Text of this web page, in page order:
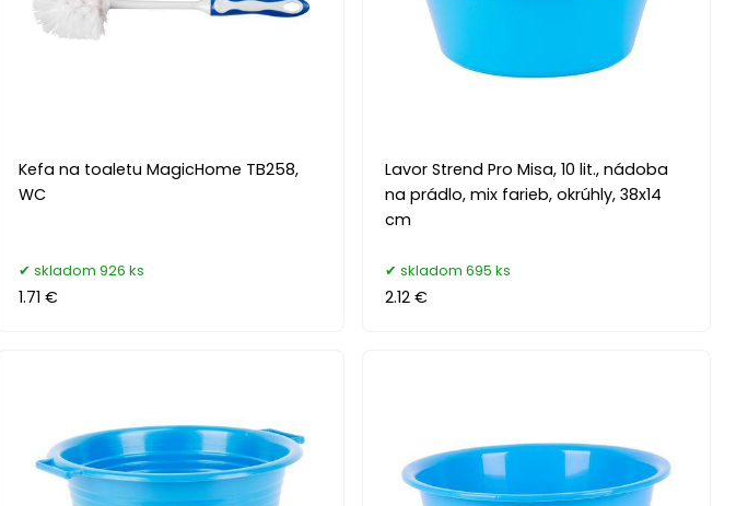
Kefa na toaletu MagicHome TB258,
WC
skladom 926 ks
1.71 €
Lavor Strend Pro Misa, 10 lit., nádoba
na prádlo, mix farieb, okrúhly, 38x14
cm
skladom 695 ks
2.12 €